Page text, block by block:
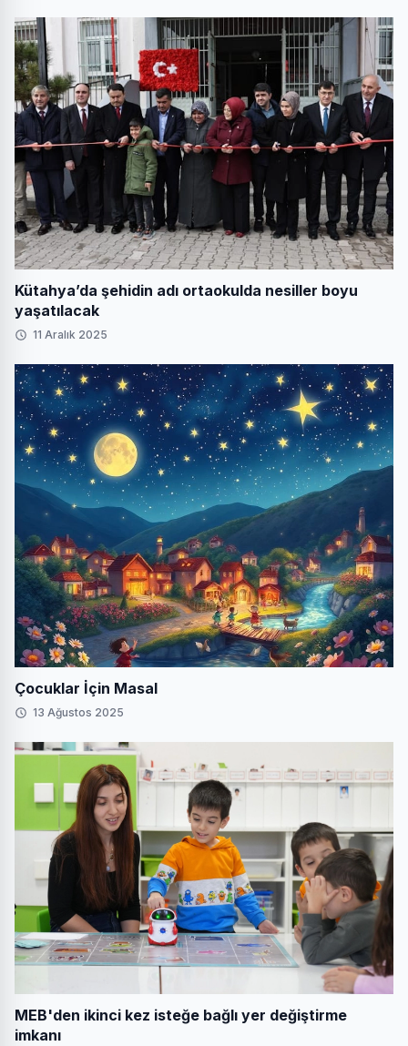
Kütahya’da şehidin adı ortaokulda nesiller boyu
yaşatılacak
11 Aralık 2025
Çocuklar İçin Masal
13 Ağustos 2025
MEB'den ikinci kez isteğe bağlı yer değiştirme
imkanı